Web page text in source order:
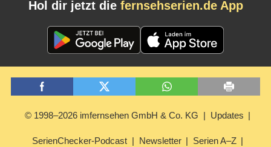
Hol dir jetzt die fernsehserien.de App
© 1998–2026 imfernsehen GmbH & Co. KG Updates
SerienChecker-Podcast Newsletter Serien A–Z